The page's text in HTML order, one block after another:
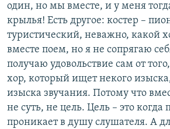
один, но мы вместе, и у меня
крылья! Есть другое: костер –
туристический, неважно, какой
вместе поем, но я не сопрягаю
получаю удовольствие сам от
хор, который ищет некого
изыска звучания. Потому что
не суть, не цель. Цель – это когда
проникает в душу слушателя. А